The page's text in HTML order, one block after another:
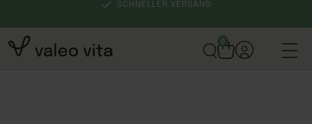
SCHNELLER VERSAND
0